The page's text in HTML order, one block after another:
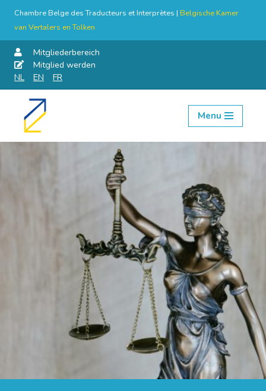
Chambre Belge des Traducteurs et Interprètes | Belgische Kamer
van Vertalers en Tolken
Mitgliederbereich
Mitglied werden
NL
EN FR
Skip
Menu